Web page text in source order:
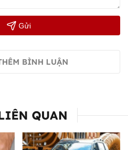
Gửi
BÌNH LUẬN
QUAN